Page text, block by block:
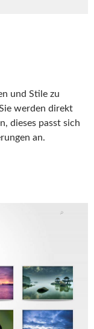
und Stile zu
werden direkt
dieses passt sich
an.